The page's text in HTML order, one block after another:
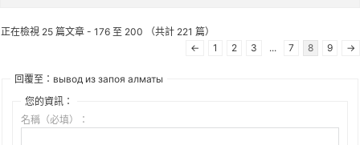
正在檢視 25 篇文章 - 176 至 200 （共計 221 篇）
←
1 2 3 ... 7 8 9 →
回覆至：вывод из запоя алматы
您的資訊：
名稱（必填）：